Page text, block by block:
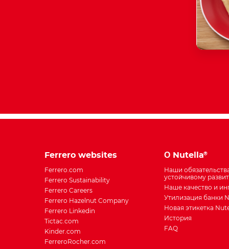
Ferrero websites
Ferrero.com
Ferrero Sustainability
Ferrero Careers
Ferrero Hazelnut Company
Ferrero Linkedin
Tictac.com
Kinder.com
FerreroRocher.com
Main
navigation
О Nutella®
Наши
устойчивому
Наше качество и
Утилизация банки
Новая этикетка
История
FAQ